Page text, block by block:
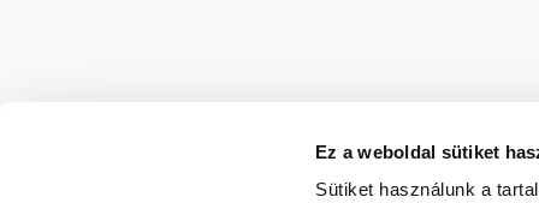
Ez a weboldal sütiket
Sütiket használunk a
Tárolás: Száraz, fénytől védett helyen,
A termék belső fogyasztásra nem
az orvosi kezelést. Betegség esetén